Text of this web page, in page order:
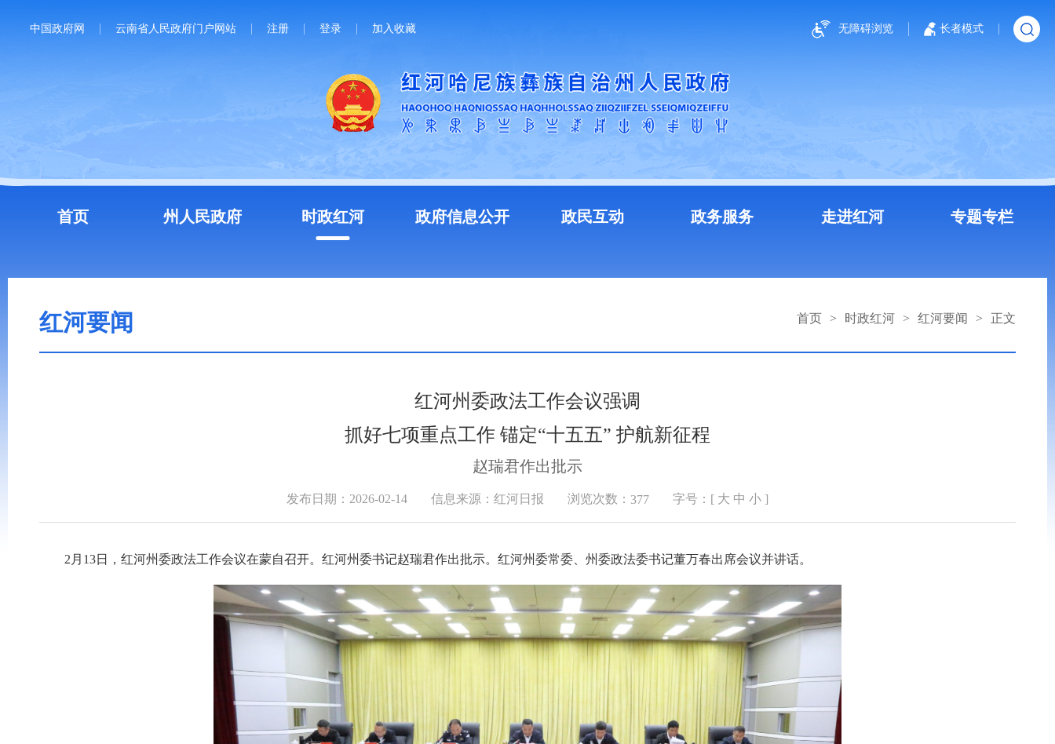
中国政府网 云南省人民政府门户网站 注册 登录 加入收藏 无障碍浏览 长者模式
首页 州人民政府 时政红河 政府信息公开 政民互动 政务服务 走进红河 专题专栏
红河要闻 首页 > 时政红河 > 红河要闻 > 正文
红河州委政法工作会议强调
抓好七项重点工作 锚定“十五五” 护航新征程
赵瑞君作出批示
发布日期：2026-02-14 信息来源：红河日报 浏览次数： 377 字号：[ 大 中 小 ]
2月13日，红河州委政法工作会议在蒙自召开。红河州委书记赵瑞君作出批示。红河州委常委、州委政法委书记董万春出席会议并讲话。